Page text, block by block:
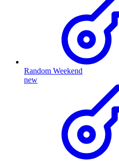
Random Weekend
new